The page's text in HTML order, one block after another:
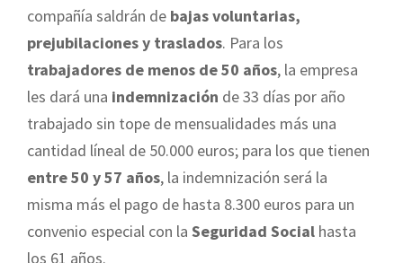
compañía saldrán de bajas voluntarias,
prejubilaciones y traslados. Para los
trabajadores de menos de 50 años, la empresa
les dará una indemnización de 33 días por año
trabajado sin tope de mensualidades más una
cantidad líneal de 50.000 euros; para los que tienen
entre 50 y 57 años, la indemnización será la
misma más el pago de hasta 8.300 euros para un
convenio especial con la Seguridad Social hasta
los 61 años.